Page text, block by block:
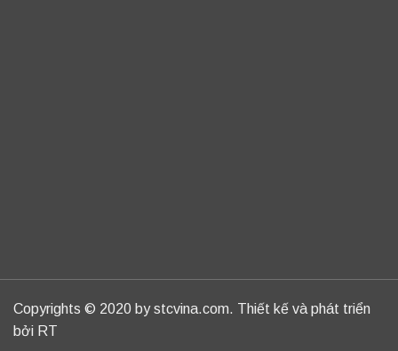
Copyrights © 2020 by stcvina.com. Thiết kế và phát triển
bởi RT